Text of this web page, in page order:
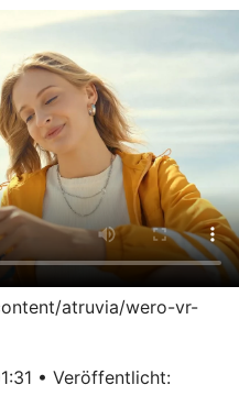
atruvia/wero-vr-
• Veröffentlicht: